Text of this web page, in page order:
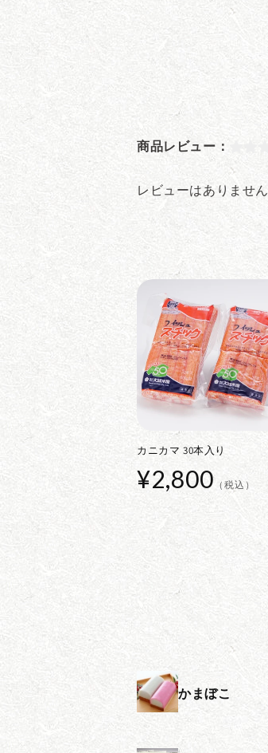
商品レビュー：
レビューはありません
カニカマ 30本入り
通
常
¥2,800 （税込）
かまぼこ